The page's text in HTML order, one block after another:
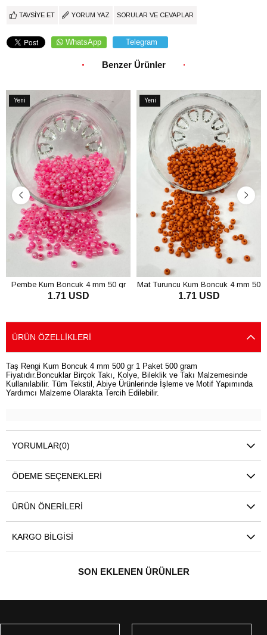
TAVSIYE ET YORUM YAZ SORULAR VE CEVAPLAR
WhatsApp Telegram
Benzer Ürünler
Yeni
Ürün
Pembe Kum Boncuk 4 mm 50 gr
1.71 USD
Yeni
Mat Turuncu Kum Boncuk 4 mm 50
gr
1.71 USD
ÜRÜN ÖZELLIKLERI
Taş Rengi Kum Boncuk 4 mm 500 gr 1 Paket 500 gram
Fiyatıdır.Boncuklar Birçok Takı, Kolye, Bileklik ve Takı Malzemesinde
Kullanılabilir. Tüm Tekstil, Abiye Ürünlerinde İşleme ve Motif Yapımında
Yardımcı Malzeme Olarakta Tercih Edilebilir.
YORUMLAR(0)
ÖDEME SEÇENEKLERI
ÜRÜN ÖNERILERI
KARGO BILGISI
SON EKLENEN ÜRÜNLER